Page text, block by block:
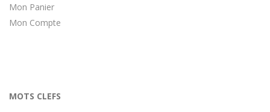
Mon Panier
Mon Compte
MOTS CLEFS